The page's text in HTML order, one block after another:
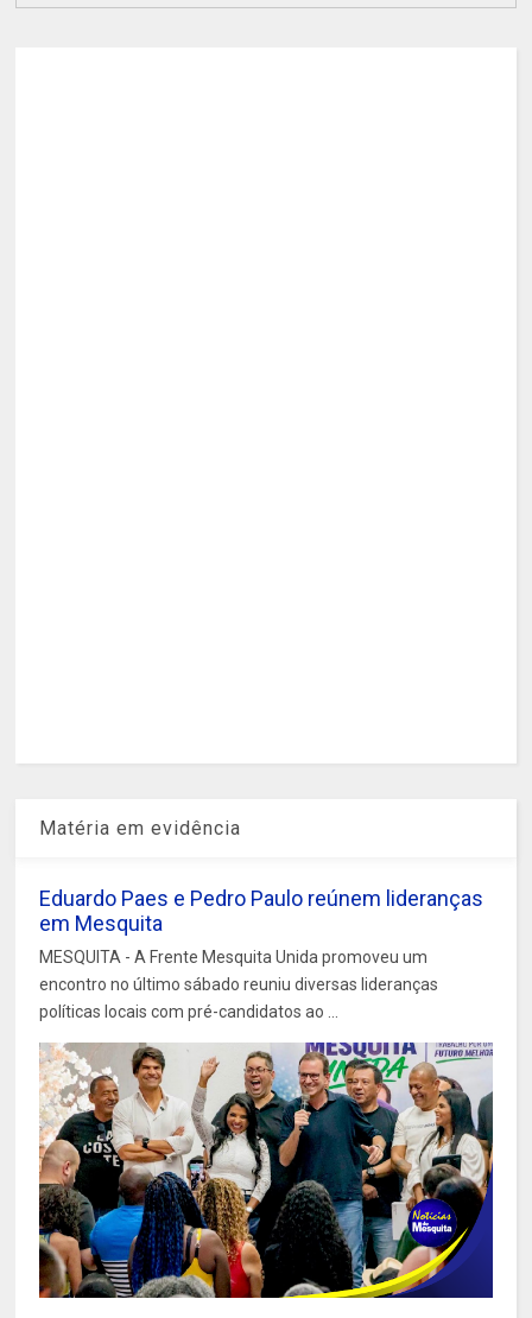
Matéria em evidência
Eduardo Paes e Pedro Paulo reúnem lideranças
em Mesquita
MESQUITA - A Frente Mesquita Unida promoveu um
encontro no último sábado reuniu diversas lideranças
políticas locais com pré-candidatos ao ...